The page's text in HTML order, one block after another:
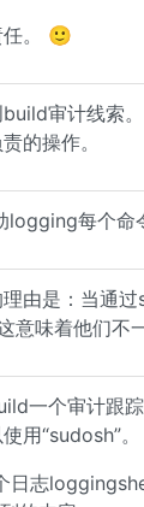
任。 🙂
审计线索
的操作。
logging每个命
理由是：当通
意味着他们不
一个审计跟
用“sudosh”
日志